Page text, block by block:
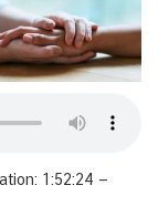
1:52:24 —